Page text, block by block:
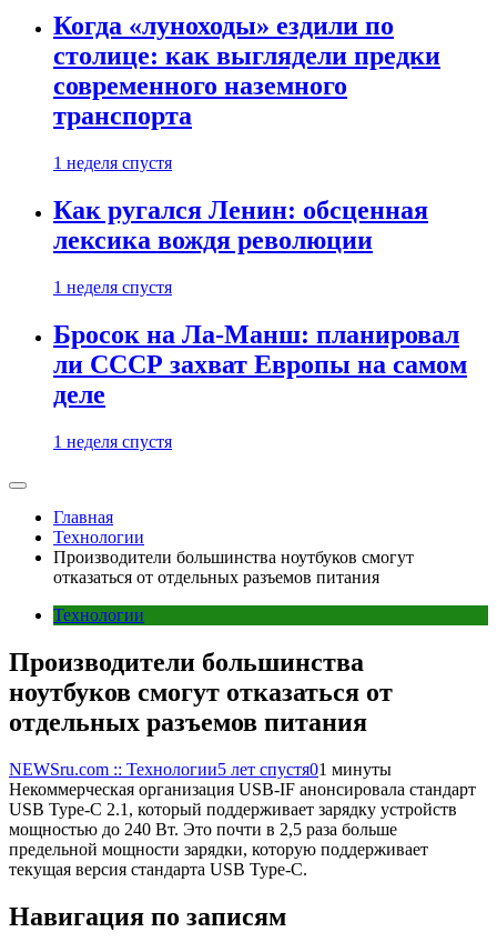
Когда «луноходы» ездили по
столице: как выглядели предки
современного наземного
транспорта
1 неделя спустя
Как ругался Ленин: обсценная
лексика вождя революции
1 неделя спустя
Бросок на Ла-Манш: планировал
ли СССР захват Европы на самом
деле
1 неделя спустя
Главная
Технологии
Производители большинства ноутбуков смогут
отказаться от отдельных разъемов питания
Технологии
Производители большинства
ноутбуков смогут отказаться от
отдельных разъемов питания
NEWSru.com :: Технологии5 лет спустя01 минуты
Некоммерческая организация USB-IF анонсировала стандарт
USB Type-C 2.1, который поддерживает зарядку устройств
мощностью до 240 Вт. Это почти в 2,5 раза больше
предельной мощности зарядки, которую поддерживает
текущая версия стандарта USB Type-C.
Навигация по записям